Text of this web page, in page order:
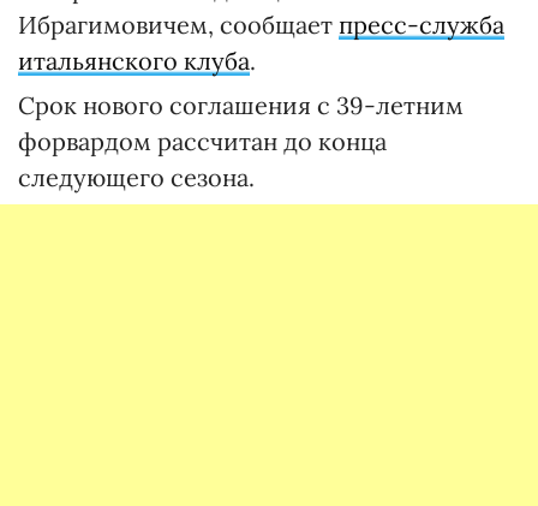
Ибрагимовичем, сообщает пресс-служба
итальянского клуба.
Срок нового соглашения с 39-летним
форвардом рассчитан до конца
следующего сезона.